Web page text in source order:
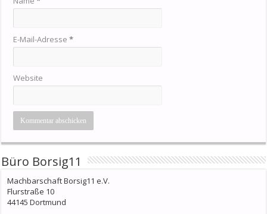
E-Mail-Adresse*
Website
Büro Borsig11
Machbarschaft Borsig11 e.V.
Flurstraße 10
44145 Dortmund